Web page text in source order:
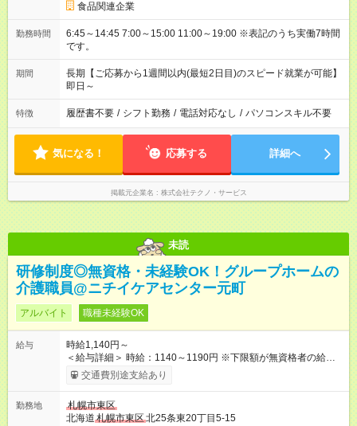
食品関連企業
勤務時間
6:45～14:45 7:00～15:00 11:00～19:00 ※表記のうち実働7時間
です。
期間
長期【ご応募から1週間以内(最短2日目)のスピード就業が可能】
即日～
特徴 履歴書不要 / シフト勤務 / 電話対応なし / パソコンスキル不要
気になる！ 応募する 詳細へ
掲載元企業名 株式会社テクノ・サービス
未読
研修制度◎無資格・未経験OK！グループホームの
介護職員@ニチイケアセンター元町
アルバイト 職種未経験OK
給与
時給1,140円～
＜給与詳細＞ 時給：1140～1190円 ※下限額が無資格者の給与
です。 【試用期間】試用期間あり 試用期間の長さ：3ヶ月 雇用
形態、給与は本採用時と同じです。
交通費別途支給あり
勤務地
札幌市東区
北海道 札幌市東区北25条東20丁目5-15